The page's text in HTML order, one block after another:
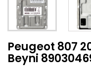
Peugeot 807
Beyni